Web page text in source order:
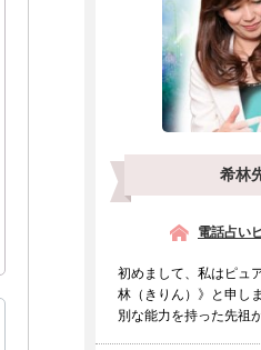
希林
電話占い
初めまして、私はピュ
林（きりん）》と申し
別な能力を持った先祖